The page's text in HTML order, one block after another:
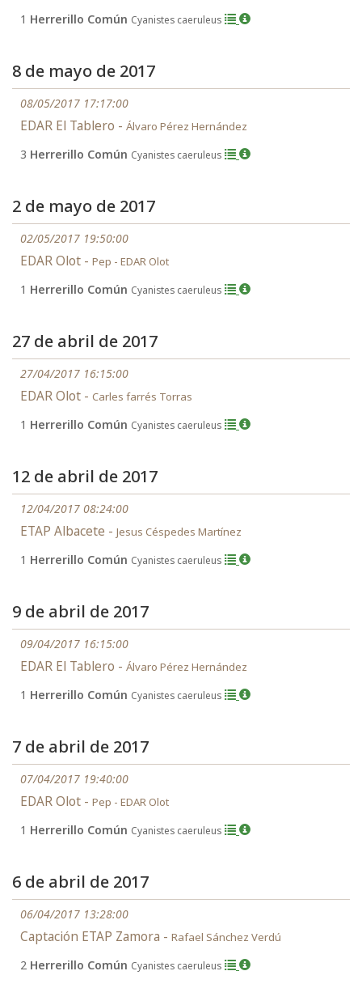
1 Herrerillo Común Cyanistes caeruleus
8 de mayo de 2017
08/05/2017 17:17:00
EDAR El Tablero - Álvaro Pérez Hernández
3 Herrerillo Común Cyanistes caeruleus
2 de mayo de 2017
02/05/2017 19:50:00
EDAR Olot - Pep - EDAR Olot
1 Herrerillo Común Cyanistes caeruleus
27 de abril de 2017
27/04/2017 16:15:00
EDAR Olot - Carles farrés Torras
1 Herrerillo Común Cyanistes caeruleus
12 de abril de 2017
12/04/2017 08:24:00
ETAP Albacete - Jesus Céspedes Martínez
1 Herrerillo Común Cyanistes caeruleus
9 de abril de 2017
09/04/2017 16:15:00
EDAR El Tablero - Álvaro Pérez Hernández
1 Herrerillo Común Cyanistes caeruleus
7 de abril de 2017
07/04/2017 19:40:00
EDAR Olot - Pep - EDAR Olot
1 Herrerillo Común Cyanistes caeruleus
6 de abril de 2017
06/04/2017 13:28:00
Captación ETAP Zamora - Rafael Sánchez Verdú
2 Herrerillo Común Cyanistes caeruleus